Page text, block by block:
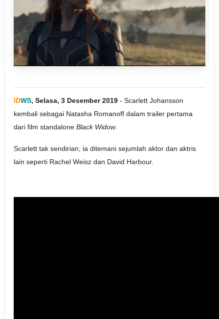
IDWS, Selasa, 3 Desember 2019 - Scarlett Johansson
kembali sebagai Natasha Romanoff dalam trailer pertama
dari film standalone Black Widow.
Scarlett tak sendirian, ia ditemani sejumlah aktor dan aktris
lain seperti Rachel Weisz dan David Harbour.